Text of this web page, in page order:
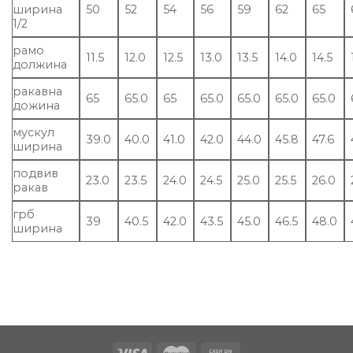
ширина
1/2
50 52 54 56 59 62 65
рамо
должина
11.5 12.0 12.5 13.0 13.5 14.0 14.5
ракавна
дожина
65 65.0 65 65.0 65.0 65.0 65.0
мускул
ширина
39.0 40.0 41.0 42.0 44.0 45.8 47.6
подвив
ракав
23.0 23.5 24.0 24.5 25.0 25.5 26.0
грб
ширина
39 40.5 42.0 43.5 45.0 46.5 48.0